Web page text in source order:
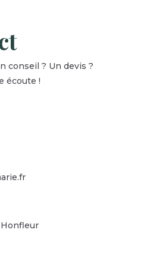
conseil ? Un devis ?
écoute !